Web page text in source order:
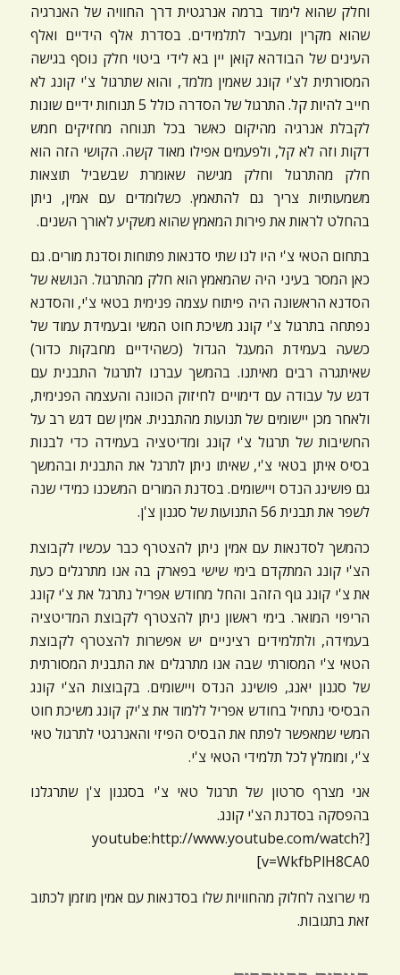
וחלק שהוא לימוד ברמה אנרגטית דרך החוויה של האנרגיה
שהוא מקרין ומעביר לתלמידים. בסדרת אלף הידיים ואלף
העינים של הבודהא קואן יין בא לידי ביטוי חלק נוסף בגישה
המסורתית לצ'י קונג שאמין מלמד, והוא שתרגול צ'י קונג לא
חייב להיות קל. התרגול של הסדרה כולל 5 תנוחות ידיים שונות
לקבלת אנרגיה מהיקום כאשר בכל תנוחה מחזיקים חמש
דקות וזה לא קל, ולפעמים אפילו מאוד קשה. הקושי הזה הוא
חלק מהתרגול וחלק מגישה שאומרת שבשביל תוצאות
משמעותיות צריך גם להתאמץ. כשלומדים עם אמין, ניתן
בהחלט לראות את פירות המאמץ שהוא משקיע לאורך השנים.
בתחום הטאי צ'י היו לנו שתי סדנאות פתוחות וסדנת מורים. גם
כאן המסר בעיני היה שהמאמץ הוא חלק מהתרגול. הנושא של
הסדנא הראשונה היה פיתוח עצמה פנימית בטאי צ'י, והסדנא
נפתחה בתרגול צ'י קונג משיכת חוט המשי ובעמידת עמוד של
כשעה בעמידת המעגל הגדול (כשהידיים מחבקות כדור)
שאיתגרה רבים מאיתנו. בהמשך עברנו לתרגול התבנית עם
דגש על עבודה עם דימויים לחיזוק הכוונה והעצמה הפנימית,
ולאחר מכן יישומים של תנועות מהתבנית. אמין שם דגש רב על
החשיבות של תרגול צ'י קונג ומדיטציה בעמידה כדי לבנות
בסיס איתן בטאי צ'י, שאיתו ניתן לתרגל את התבנית ובהמשך
גם פושינג הנדס ויישומים. בסדנת המורים המשכנו כמידי שנה
לשפר את תבנית 56 התנועות של סגנון צ'ן.
כהמשך לסדנאות עם אמין ניתן להצטרף כבר עכשיו לקבוצת
הצ'י קונג המתקדם בימי שישי בפארק בה אנו מתרגלים כעת
את צ'י קונג גוף הזהב והחל מחודש אפריל נתרגל את צ'י קונג
הריפוי המואר. בימי ראשון ניתן להצטרף לקבוצת המדיטציה
בעמידה, ולתלמידים רציניים יש אפשרות להצטרף לקבוצת
הטאי צ'י המסורתי שבה אנו מתרגלים את התבנית המסורתית
של סגנון יאנג, פושינג הנדס ויישומים. בקבוצות הצ'י קונג
הבסיסי נתחיל בחודש אפריל ללמוד את צ'יק קונג משיכת חוט
המשי שמאפשר לפתח את הבסיס הפיזי והאנרגטי לתרגול טאי
צ'י, ומומלץ לכל תלמידי הטאי צ'י.
אני מצרף סרטון של תרגול טאי צ'י בסגנון צ'ן שתרגלנו
בהפסקה בסדנת הצ'י קונג.
[youtube:http://www.youtube.com/watch?
v=WkfbPlH8CA0]
מי שרוצה לחלוק מהחוויות שלו בסדנאות עם אמין מוזמן לכתוב
זאת בתגובות.